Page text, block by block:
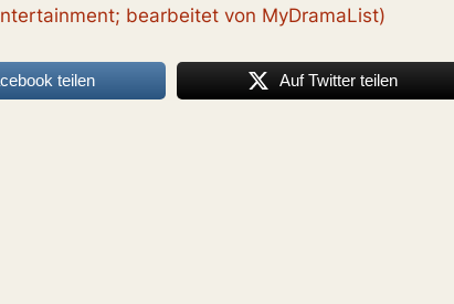
bearbeitet von MyDramaList)
teilen Auf Twitter teilen